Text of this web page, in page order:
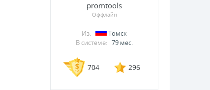
promtools
Оффлайн
Из:
Томск
В системе: 79 мес.
704 296